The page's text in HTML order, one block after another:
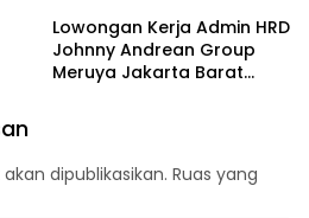
Lowongan Kerja Admin HRD
Johnny Andrean Group
Meruya Jakarta Barat
dipublikasikan. Ruas yang